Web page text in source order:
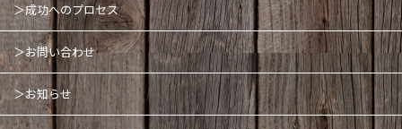
＞成功へのプロセス
＞お問い合わせ
＞お知らせ